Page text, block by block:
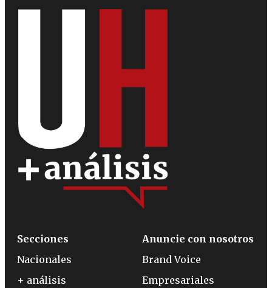
Secciones
Nacionales
+ análisis
Anuncie con nosotros
Brand Voice
Empresariales